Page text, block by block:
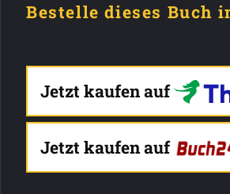
Bestelle dieses Buch
Jetzt kaufen auf
Jetzt kaufen auf